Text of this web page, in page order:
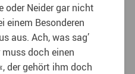
oder Neider gar nicht
einem Besonderen
aus. Ach, was sag’
doch einen
der gehört ihm doch